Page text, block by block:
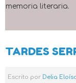
memoria literaria.
TARDES
Escrito por Delia